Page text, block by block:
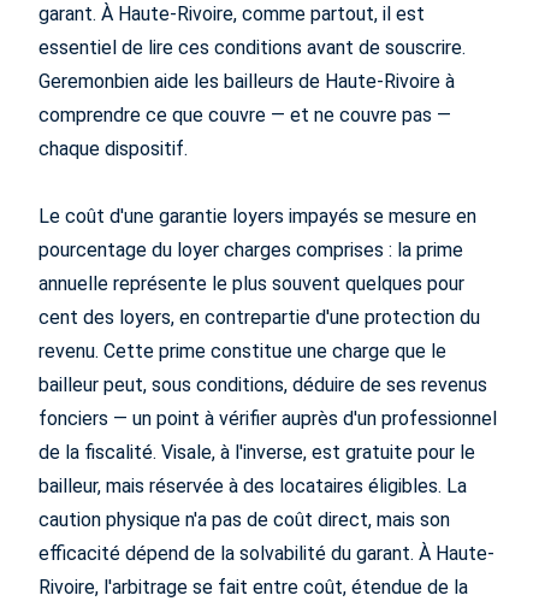
garant. À Haute-Rivoire, comme partout, il est
essentiel de lire ces conditions avant de souscrire.
Geremonbien aide les bailleurs de Haute-Rivoire à
comprendre ce que couvre — et ne couvre pas —
chaque dispositif.
Le coût d'une garantie loyers impayés se mesure en
pourcentage du loyer charges comprises : la prime
annuelle représente le plus souvent quelques pour
cent des loyers, en contrepartie d'une protection du
revenu. Cette prime constitue une charge que le
bailleur peut, sous conditions, déduire de ses revenus
fonciers — un point à vérifier auprès d'un professionnel
de la fiscalité. Visale, à l'inverse, est gratuite pour le
bailleur, mais réservée à des locataires éligibles. La
caution physique n'a pas de coût direct, mais son
efficacité dépend de la solvabilité du garant. À Haute-
Rivoire, l'arbitrage se fait entre coût, étendue de la